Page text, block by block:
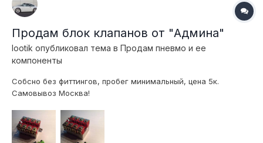
Продам блок клапанов от "Админа"
lootik опубликовал тема в Продам пневмо и ее
компоненты
Собсно без фиттингов, пробег минимальный, цена 5к.
Самовывоз Москва!